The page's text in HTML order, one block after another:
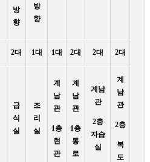
방
향
방
향
2대 1대 1대 2대 2대 2대
급
식
실
조
리
실
계
남
관
1층
현
관
계
남
관
1층
통
로
계남
관
2층
자습
실
계
남
관
2층
복
도